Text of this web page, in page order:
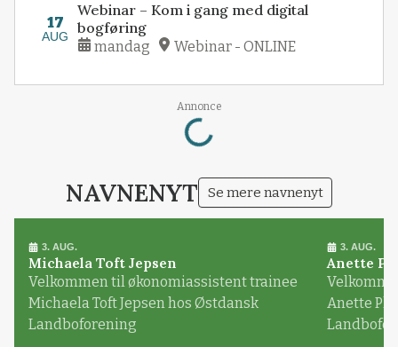
17
AUG
Webinar – Kom i gang med digital
bogføring
mandag Webinar - ONLINE
Annonce
Loading...
NAVNENYT Se mere navnenyt
3. AUG.
Michaela Toft Jepsen
Velkommen til økonomiassistent trainee
Michaela Toft Jepsen hos Østdansk
Landboforening
3. AUG.
Anette
Anette